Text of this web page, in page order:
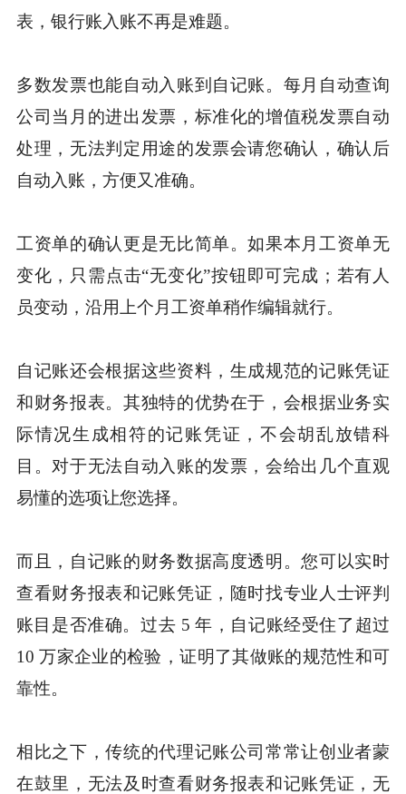
表，银行账入账不再是难题。
多数发票也能自动入账到自记账。每月自动查询
公司当月的进出发票，标准化的增值税发票自动
处理，无法判定用途的发票会请您确认，确认后
自动入账，方便又准确。
工资单的确认更是无比简单。如果本月工资单无
变化，只需点击“无变化”按钮即可完成；若有人
员变动，沿用上个月工资单稍作编辑就行。
自记账还会根据这些资料，生成规范的记账凭证
和财务报表。其独特的优势在于，会根据业务实
际情况生成相符的记账凭证，不会胡乱放错科
目。对于无法自动入账的发票，会给出几个直观
易懂的选项让您选择。
而且，自记账的财务数据高度透明。您可以实时
查看财务报表和记账凭证，随时找专业人士评判
账目是否准确。过去 5 年，自记账经受住了超过
10 万家企业的检验，证明了其做账的规范性和可
靠性。
相比之下，传统的代理记账公司常常让创业者蒙
在鼓里，无法及时查看财务报表和记账凭证，无